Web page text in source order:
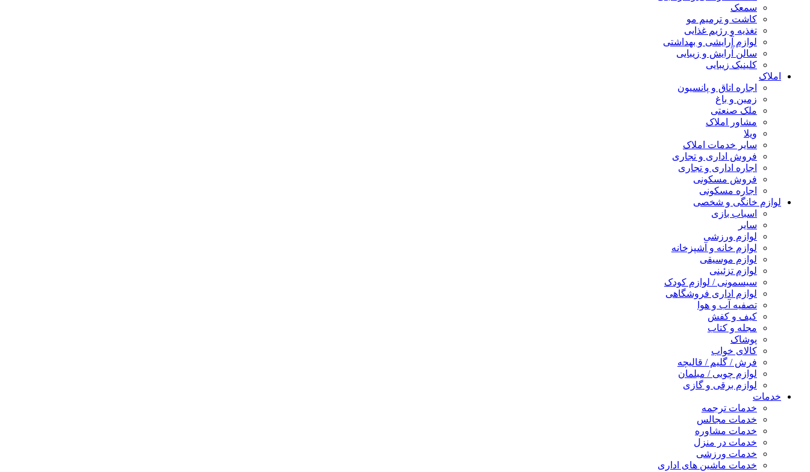
سمعک
کاشت و ترمیم مو
تغذیه و رژیم غذایی
لوازم آرایشی و بهداشتی
سالن آرایش و زیبایی
کلینیک زیبایی
املاک
اجاره اتاق و پانسیون
زمین و باغ
ملک صنعتی
مشاور املاک
ویلا
سایر خدمات املاک
فروش اداری و تجاری
اجاره اداری و تجاری
فروش مسکونی
اجاره مسکونی
لوازم خانگی و شخصی
اسباب بازی
سایر
لوازم ورزشی
لوازم خانه و آشپزخانه
لوازم موسیقی
لوازم تزئینی
سیسمونی / لوازم کودک
لوازم اداری فروشگاهی
تصفیه آب و هوا
کیف و کفش
مجله و کتاب
پوشاک
کالای خواب
فرش / گلیم / قالیچه
لوازم چوبی / مبلمان
لوازم برقی و گازی
خدمات
خدمات ترجمه
خدمات مجالس
خدمات مشاوره
خدمات در منزل
خدمات ورزشی
خدمات ماشین های اداری